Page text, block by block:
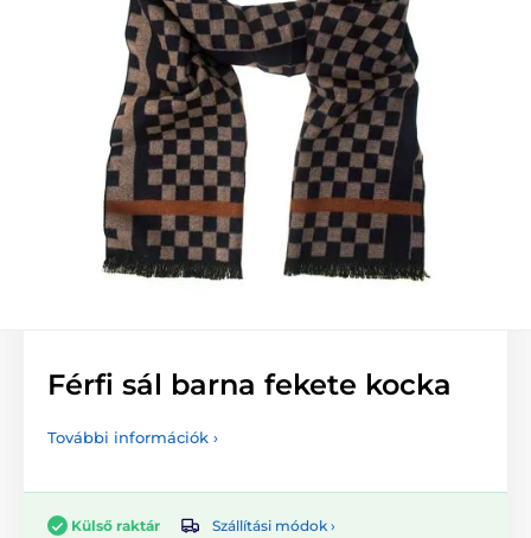
Férfi sál barna fekete kocka
További információk ›
Külső raktár
Szállítási módok ›